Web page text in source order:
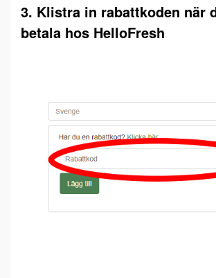
3. Klistra in rabattkoden när
betala hos HelloFresh